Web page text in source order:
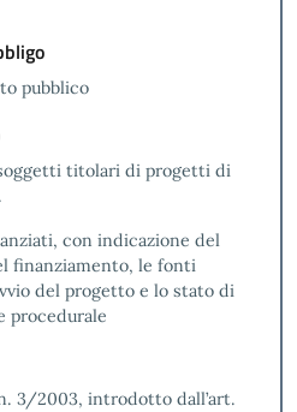
pubblico
titolari di progetti di
con indicazione del
finanziamento, le fonti
del progetto e lo stato di
procedurale
3/2003, introdotto dall’art.